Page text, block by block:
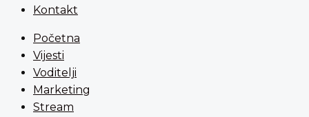
Kontakt
Početna
Vijesti
Voditelji
Marketing
Stream